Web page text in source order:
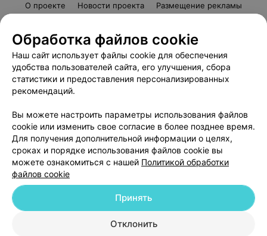
О проекте Новости проекта
Размещение рекламы
Пользовательское соглашение
Способы оплаты
Вакансии
Партнеры
Написать руководителю 103.by
Обработка персональных данных
© 2026 ООО «Артокс Лаб», УНП 191700409
| 220012, Республика Беларусь,
Обработка файлов cookie
Наш сайт использует файлы cookie для обеспечения
удобства пользователей сайта, его улучшения, сбора
статистики и предоставления персонализированных
рекомендаций.
Вы можете настроить параметры использования файлов
cookie или изменить свое согласие в более позднее время.
Для получения дополнительной информации о целях,
сроках и порядке использования файлов cookie вы
можете ознакомиться с нашей Политикой обработки
файлов cookie
Отклонить
Принять